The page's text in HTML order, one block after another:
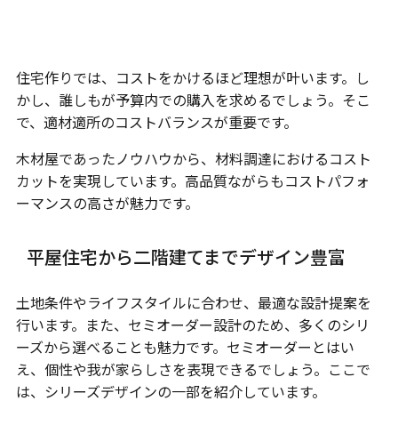
住宅作りでは、コストをかけるほど理想が叶います。し
かし、誰しもが予算内での購入を求めるでしょう。そこ
で、適材適所のコストバランスが重要です。
木材屋であったノウハウから、材料調達におけるコスト
カットを実現しています。高品質ながらもコストパフォ
ーマンスの高さが魅力です。
平屋住宅から二階建てまでデザイン豊富
土地条件やライフスタイルに合わせ、最適な設計提案を
行います。また、セミオーダー設計のため、多くのシリ
ーズから選べることも魅力です。セミオーダーとはい
え、個性や我が家らしさを表現できるでしょう。ここで
は、シリーズデザインの一部を紹介しています。